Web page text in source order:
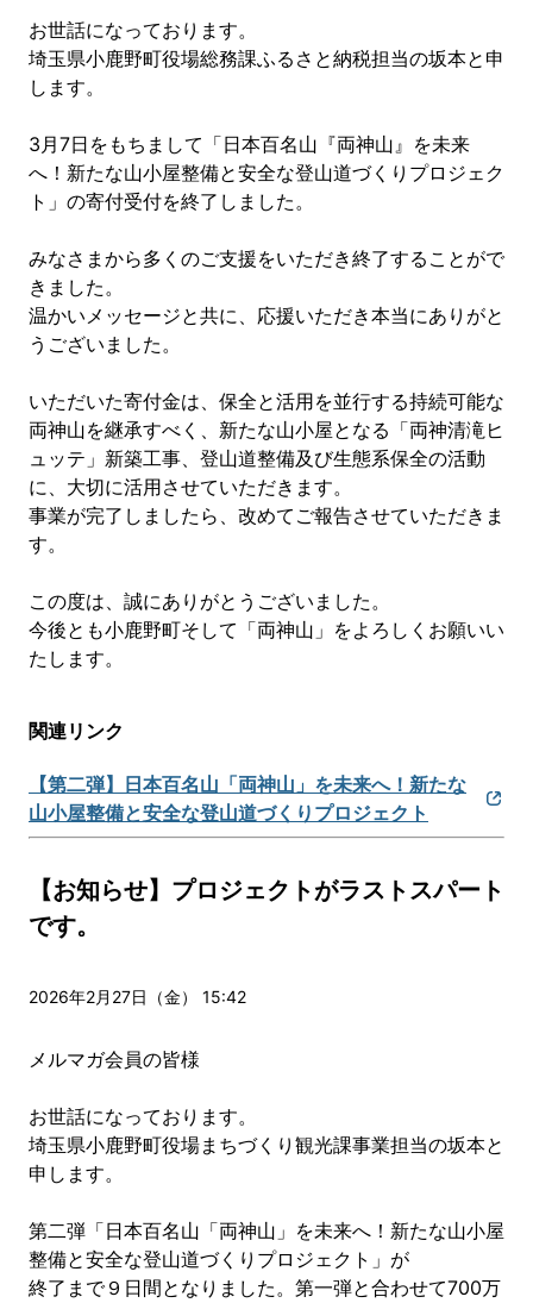
お世話になっております。
埼玉県小鹿野町役場総務課ふるさと納税担当の坂本と申
します。
3月7日をもちまして「日本百名山『両神山』を未来
へ！新たな山小屋整備と安全な登山道づくりプロジェク
ト」の寄付受付を終了しました。
みなさまから多くのご支援をいただき終了することがで
きました。
温かいメッセージと共に、応援いただき本当にありがと
うございました。
いただいた寄付金は、保全と活用を並行する持続可能な
両神山を継承すべく、新たな山小屋となる「両神清滝ヒ
ュッテ」新築工事、登山道整備及び生態系保全の活動
に、大切に活用させていただきます。
事業が完了しましたら、改めてご報告させていただきま
す。
この度は、誠にありがとうございました。
今後とも小鹿野町そして「両神山」をよろしくお願いい
たします。
関連リンク
【第二弾】日本百名山「両神山」を未来へ！新たな
山小屋整備と安全な登山道づくりプロジェクト
【お知らせ】プロジェクトがラストスパート
です。
2026年2月27日（金） 15:42
メルマガ会員の皆様
お世話になっております。
埼玉県小鹿野町役場まちづくり観光課事業担当の坂本と
申します。
第二弾「日本百名山「両神山」を未来へ！新たな山小屋
整備と安全な登山道づくりプロジェクト」が
終了まで９日間となりました。第一弾と合わせて700万